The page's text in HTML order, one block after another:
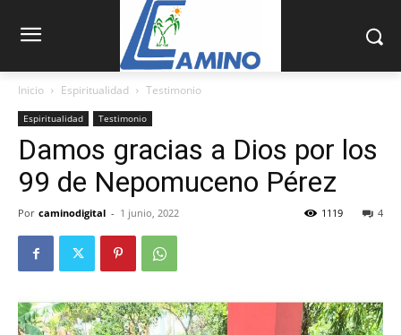
Inicio Espiritualidad Testimonio
Espiritualidad Testimonio
Damos gracias a Dios por los
99 de Nepomuceno Pérez
Por caminodigital - 1 junio, 2022 4
1119